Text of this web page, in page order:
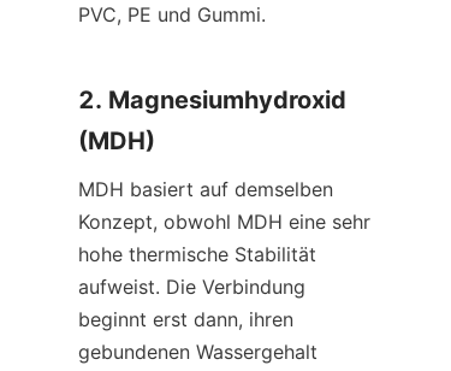
PVC, PE und Gummi.
2. Magnesiumhydroxid
(MDH)
MDH basiert auf demselben
Konzept, obwohl MDH eine sehr
hohe thermische Stabilität
aufweist. Die Verbindung
beginnt erst dann, ihren
gebundenen Wassergehalt